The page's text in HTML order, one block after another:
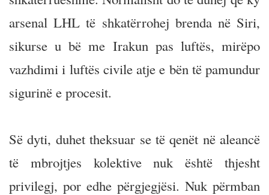
arsenal LHL të shkatërrohej brenda në Siri,
sikurse u bë me Irakun pas luftës, mirëpo
vazhdimi i luftës civile atje e bën të pamundur
sigurinë e procesit.
Së dyti, duhet theksuar se të qenët në aleancë
të mbrojtjes kolektive nuk është thjesht
privilegj, por edhe përgjegjësi. Nuk përmban